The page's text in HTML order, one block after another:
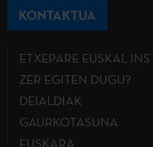
KONTAKTUA
ETXEPARE EUSKAL
ZER EGITEN DUGU?
DEIALDIAK
GAURKOTASUNA
EUSKARA